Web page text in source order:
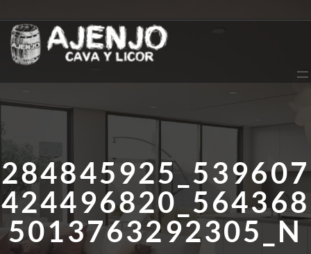
al
contenido
284845925_539607
424496820_564368
5013763292305_N